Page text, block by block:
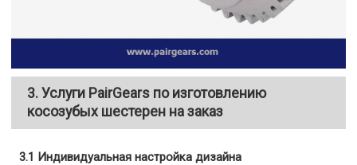
3. Услуги PairGears по изготовлению
косозубых шестерен на заказ
3.1 Индивидуальная настройка дизайна